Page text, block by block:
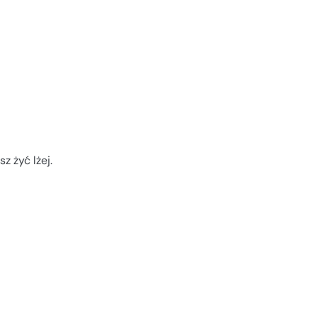
żyć lżej.